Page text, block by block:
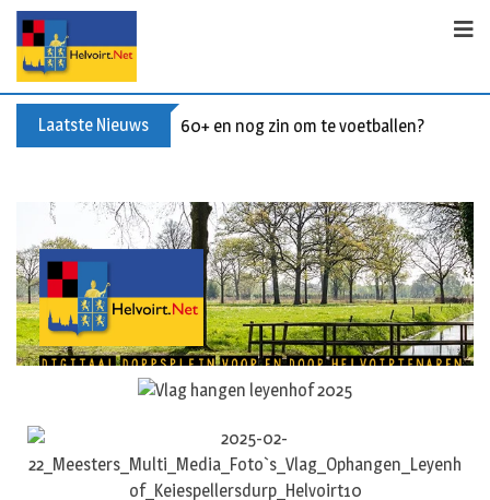
Laatste Nieuws 60+ en nog zin om te voetballen? Kom